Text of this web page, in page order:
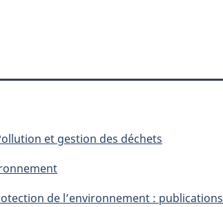
sujet
HTML
et gestion des déchets
de l’environnement : publications